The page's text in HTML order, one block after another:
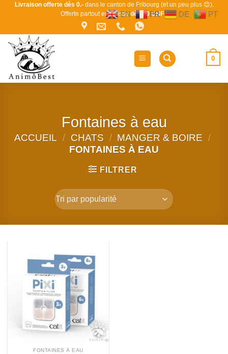
PasserLivraison offerte dès 0.-dans le canton de Fribourg (et un peu plus 😊).
Offerte partout en Suissedès 80 CHF !
0
Fontaines à eau
ACCUEIL / CHATS / MANGER & BOIRE /
FONTAINES À EAU
FILTRER
FONTAINES À EAU
EN FR DE PT